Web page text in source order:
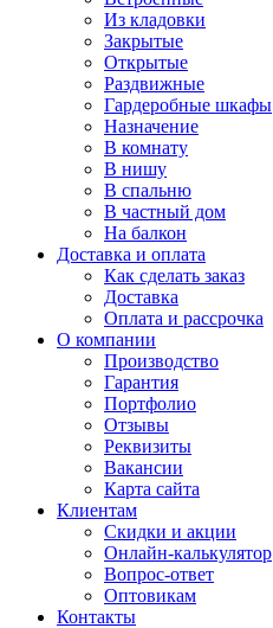
Из кладовки
Закрытые
Открытые
Раздвижные
Гардеробные шкафы
Назначение
В комнату
В нишу
В спальню
В частный дом
На балкон
Доставка и оплата
Как сделать заказ
Доставка
Оплата и рассрочка
О компании
Производство
Гарантия
Портфолио
Отзывы
Реквизиты
Вакансии
Карта сайта
Клиентам
Скидки и акции
Онлайн-калькулятор
Вопрос-ответ
Оптовикам
Контакты